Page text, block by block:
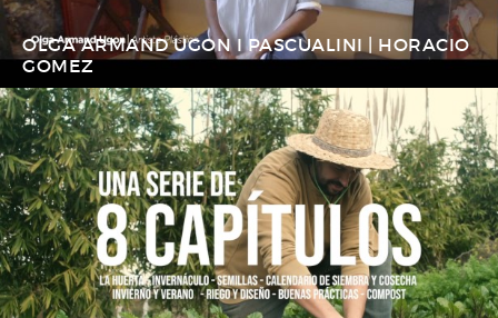
OLGA ARMAND UGON I PASCUALINI | HORACIO
GOMEZ